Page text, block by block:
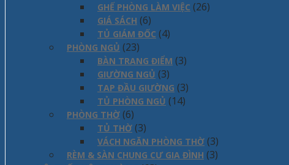
GHẾ PHÒNG LÀM VIỆC (26)
GIÁ SÁCH (6)
TỦ GIÁM ĐỐC (4)
PHÒNG NGỦ (23)
BÀN TRANG ĐIỂM (3)
GIƯỜNG NGỦ (3)
TAP ĐẦU GIƯỜNG (3)
TỦ PHÒNG NGỦ (14)
PHÒNG THỜ (6)
TỦ THỜ (3)
VÁCH NGĂN PHÒNG THỜ (3)
RÈM & SÀN CHUNG CƯ GIA ĐÌNH (3)